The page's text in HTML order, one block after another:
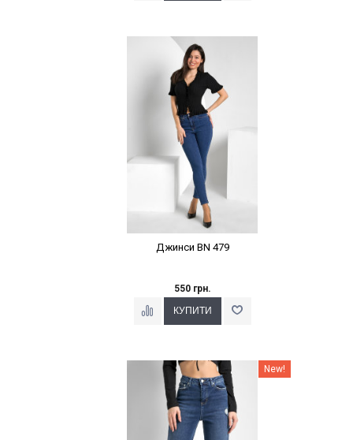
Наклейки Варіант з %
Джинси BN 479
550 грн.
Наклейки Варіант з % New!